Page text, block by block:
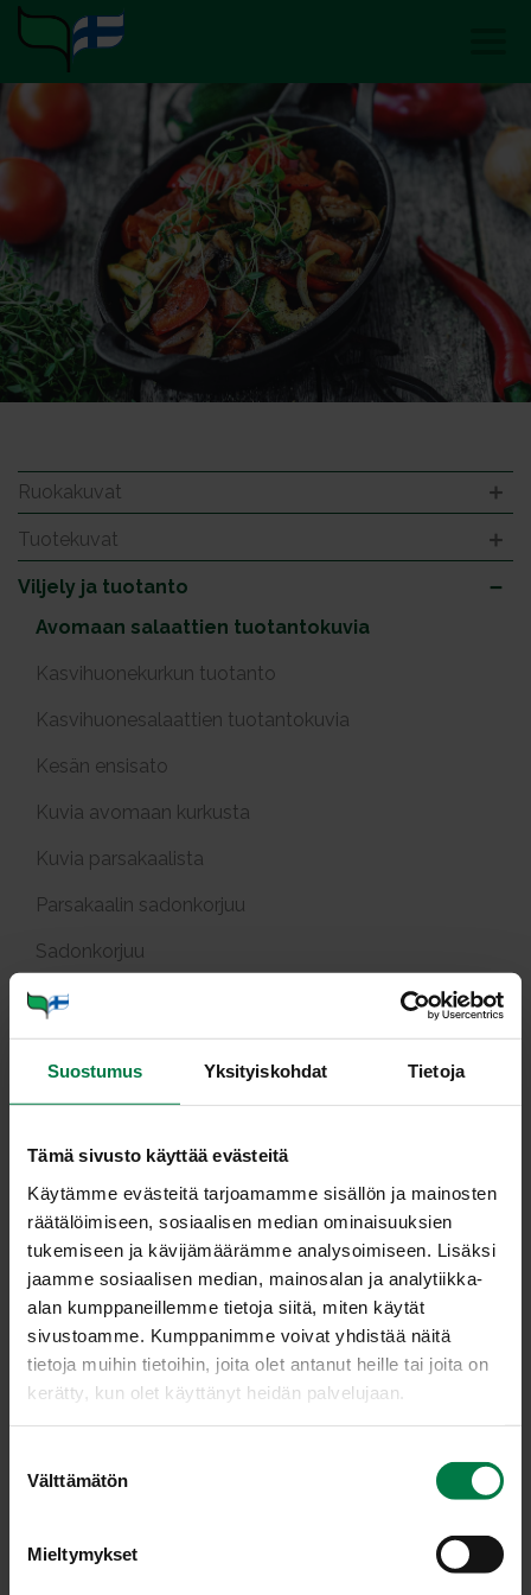
Suostumus Yksityiskohdat Tietoja
Tämä sivusto käyttää evästeitä
Käytämme evästeitä tarjoamamme sisällön ja mainosten
räätälöimiseen, sosiaalisen median ominaisuuksien
tukemiseen ja kävijämäärämme analysoimiseen. Lisäksi
jaamme sosiaalisen median, mainosalan ja analytiikka-
alan kumppaneillemme tietoja siitä, miten käytät
sivustoamme. Kumppanimme voivat yhdistää näitä
tietoja muihin tietoihin, joita olet antanut heille tai joita on
kerätty, kun olet käyttänyt heidän palvelujaan.
Välttämätön
Mieltymykset
Ruokakuvat
Tuotekuvat
Viljely ja tuotanto
Avomaan salaattien tuotantokuvia
Kasvihuonekurkun tuotanto
Kasvihuonesalaattien tuotantokuvia
Kesän ensisato
Kuvia avomaan kurkusta
Kuvia parsakaalista
Parsakaalin sadonkorjuu
Sadonkorjuu
Tuotekuvia paprikasta
Varhaisperunat
8409
Avomaansalaattien korjuuta Anders Åströmin tilalla
Sipoossa elokuisena iltana.